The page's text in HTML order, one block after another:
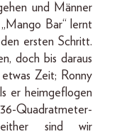
und Männer
Bar“ lernt
ersten Schritt.
doch bis daraus
Zeit; Ronny
er heimgeflogen
sind wir